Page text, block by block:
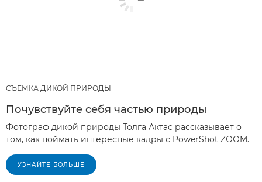
СЪЕМКА ДИКОЙ ПРИРОДЫ
Почувствуйте себя частью природы
Фотограф дикой природы Толга Актас рассказывает о
том, как поймать интересные кадры с PowerShot ZOOM.
УЗНАЙТЕ БОЛЬШЕ